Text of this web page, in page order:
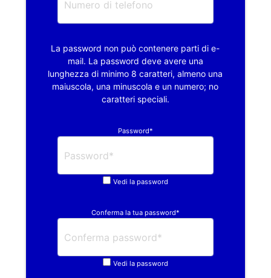
La password non può contenere parti di e-
mail. La password deve avere una
lunghezza di minimo 8 caratteri, almeno una
maiuscola, una minuscola e un numero; no
caratteri speciali.
Password*
Vedi la password
Conferma la tua password*
Vedi la password